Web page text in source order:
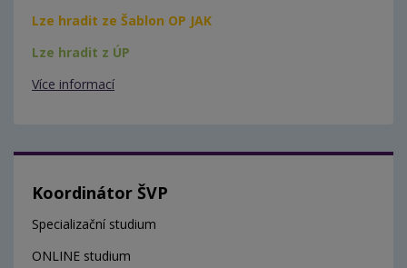
Lze hradit ze Šablon OP JAK
Lze hradit z ÚP
Více informací
Koordinátor ŠVP
Specializační studium
ONLINE studium